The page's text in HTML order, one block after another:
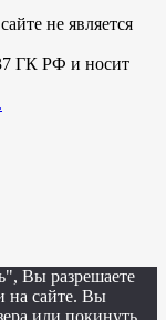
не является
ГК РФ и носит
.
Вы разрешаете
на сайте. Вы
или покинуть